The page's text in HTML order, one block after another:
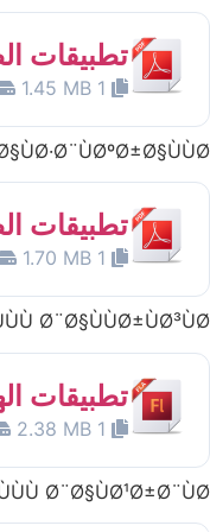
تطبيقات
1.45 MB
تطبيقات
1.70 MB
Ø¨Ø§ÙÙØ±ÙØ³ÙØ©
تطبيقات
2.38 MB
Ø¨Ø§ÙØ¹Ø±Ø¨ÙØ©